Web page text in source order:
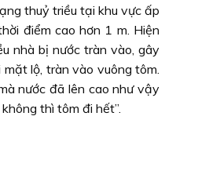
thuỷ triều tại khu vực ấp
điểm cao hơn 1 m. Hiện
nhà bị nước tràn vào, gây
lộ, tràn vào vuông tôm.
nước đã lên cao như vậy
thì tôm đi hết”.